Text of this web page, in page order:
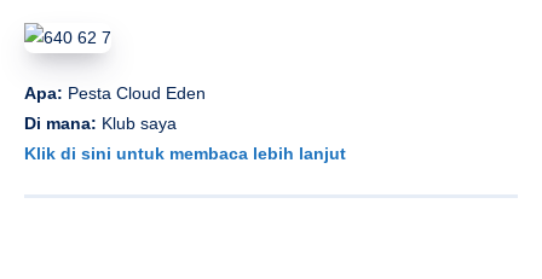
Apa: Pesta Cloud Eden
Di mana: Klub saya
Klik di sini untuk membaca lebih lanjut